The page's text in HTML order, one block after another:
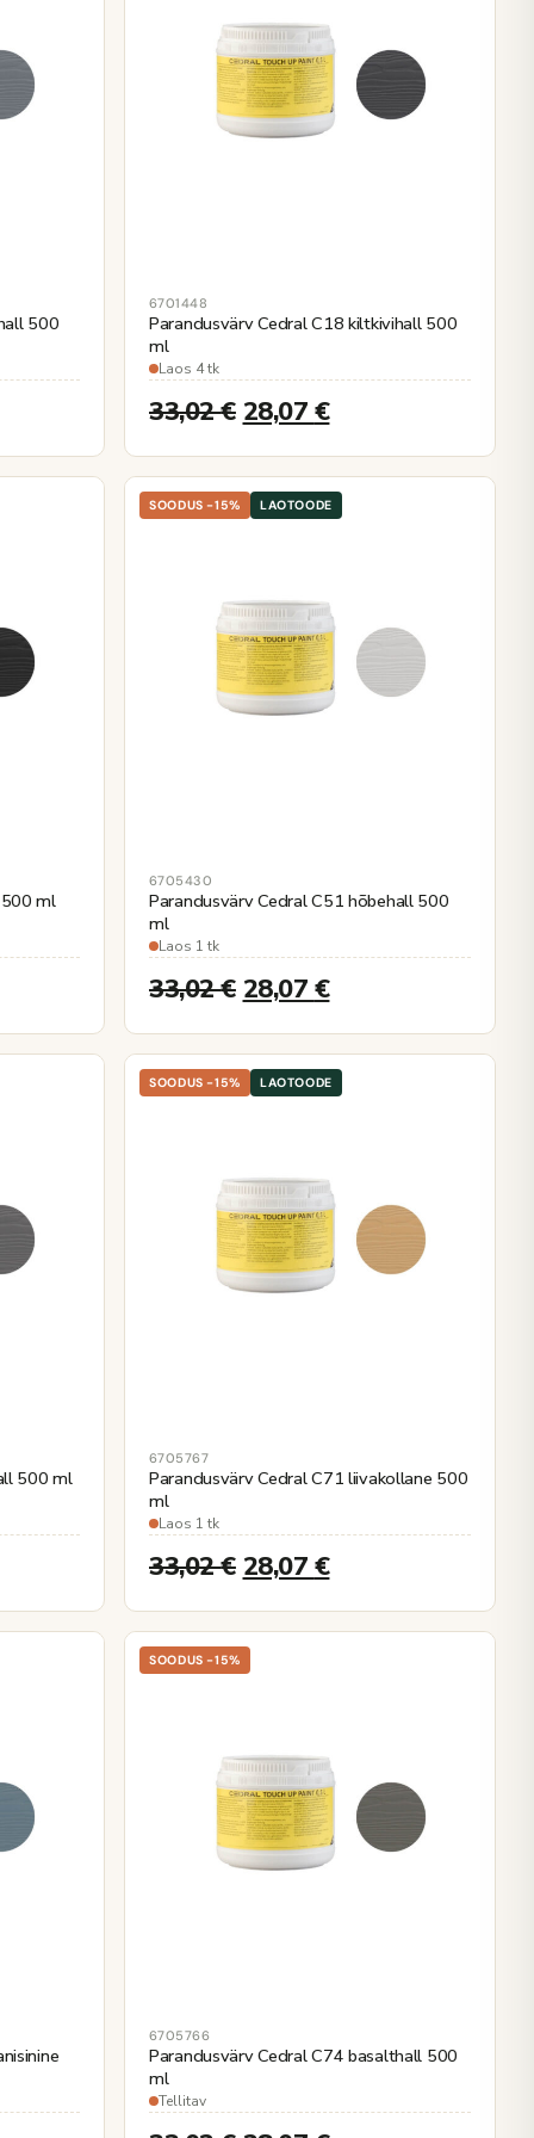
500
6701448
Parandusvärv Cedral C18 kiltkivihall 500
ml
Laos 4 tk
33,02€ 28,07 €
ml
SOODUS -15% LAOTOODE
6705430
Parandusvärv Cedral C51 hõbehall 500
ml
Laos 1 tk
33,02€ 28,07 €
500 ml
SOODUS -15% LAOTOODE
6705767
Parandusvärv Cedral C71 liivakollane 500
ml
Laos 1 tk
33,02€ 28,07 €
SOODUS -15%
6705766
Parandusvärv Cedral C74 basalthall 500
ml
Tellitav